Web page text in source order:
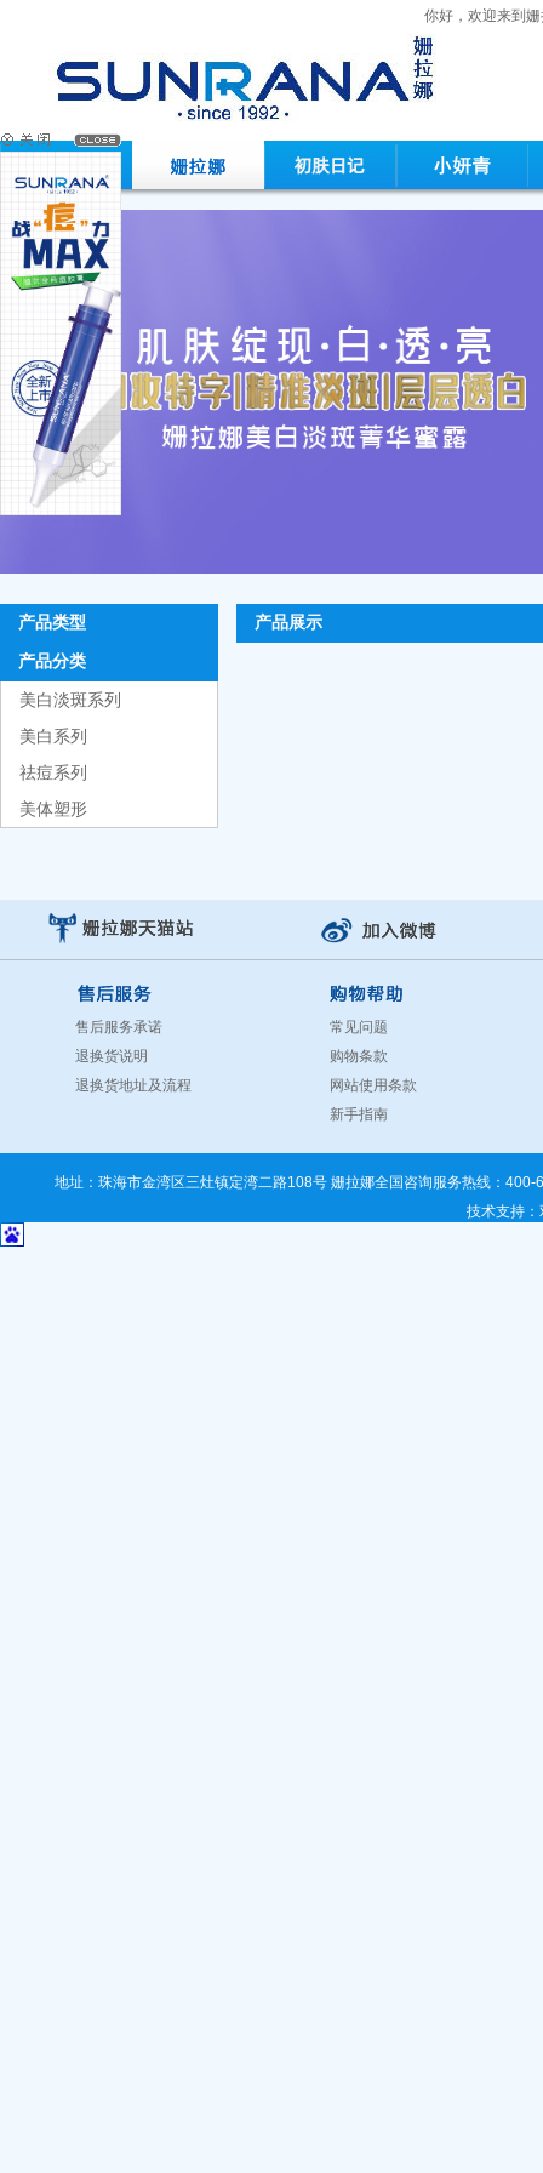
你好，欢迎来到
产品类型
产品分类
美白淡斑系列
美白系列
祛痘系列
美体塑形
产品展示
售后服务承诺
退换货说明
退换货地址及流程
常见问题
购物条款
网站使用条款
新手指南
地址：珠海市金湾区三灶镇定湾二路108号 姗拉娜全国咨询服务热线：
技术支持 ：